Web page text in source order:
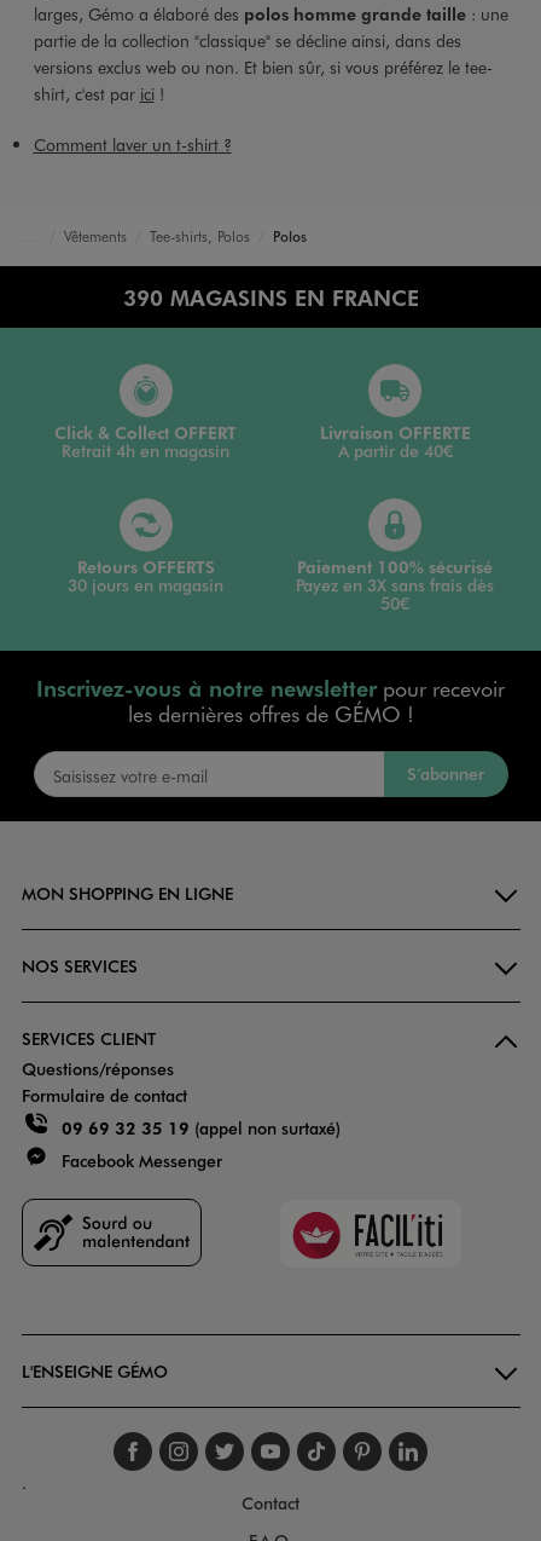
larges, Gémo a élaboré des polos homme grande taille : une
partie de la collection "classique" se décline ainsi, dans des
versions exclus web ou non. Et bien sûr, si vous préférez le tee-
shirt, c'est par ici!
Comment laver un t-shirt ?
Vêtements Tee-shirts, Polos Polos
390 MAGASINS EN FRANCE
Click & Collect OFFERT
Retrait 4h en magasin
Livraison OFFERTE
A partir de 40€
Retours OFFERTS
30 jours en magasin
Paiement 100% sécurisé
Payez en 3X sans frais dès
50€
Inscrivez-vous à notre newsletterpour recevoir
les dernières offres de GÉMO !
S’abonner
MON SHOPPING EN LIGNE
NOS SERVICES
SERVICES CLIENT
Questions/réponses
Formulaire de contact
09 69 32 35 19 (appel non surtaxé)
Facebook Messenger
Faciliti
L'ENSEIGNE GÉMO
Suivez-nous sur
Suivez-nous sur
Suivez-nous sur
Suivez-nous
Suivez-nous
Suivez-
.
Contact